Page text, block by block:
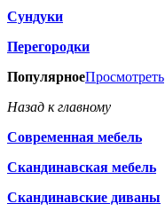
Сундуки
Перегородки
ПопулярноеПросмотреть
Назад к главному
Современная мебель
Скандинавская мебель
Скандинавские диваны